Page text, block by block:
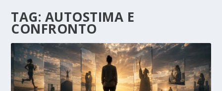
TAG: AUTOSTIMA E
CONFRONTO